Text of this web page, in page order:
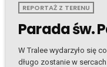
REPORTAŻ Z TERENU
Parada św.
W Tralee wydarzyło się
długo zostanie w